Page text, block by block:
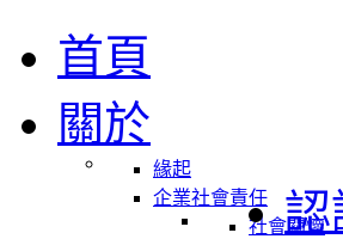
首頁
關於
緣起
企業社會責任
社會關懷
認